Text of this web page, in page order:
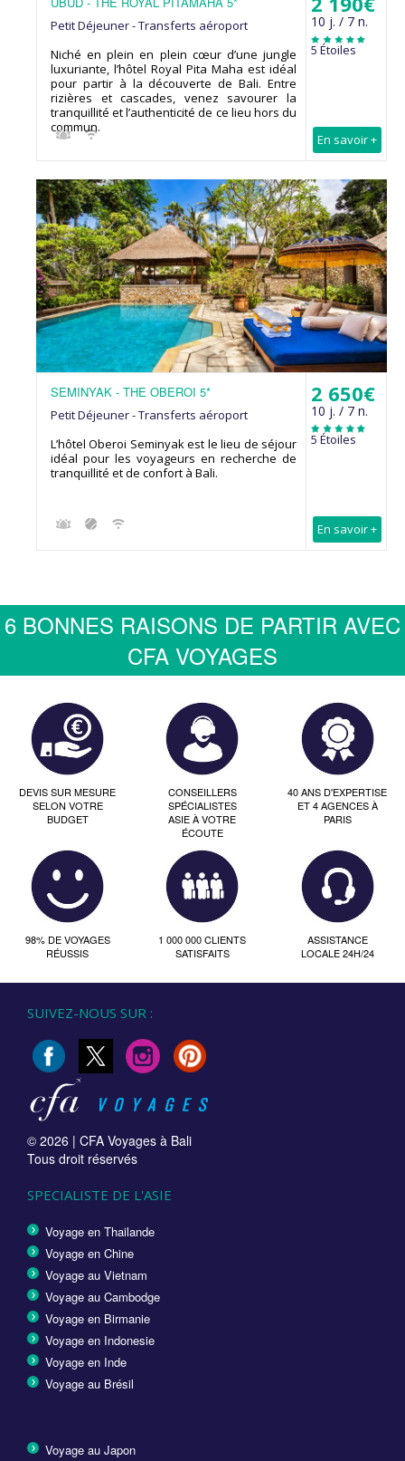
10 j. / 7 n.
5 Étoiles
En savoir +
Petit Déjeuner - Transferts aéroport
Niché en plein en plein cœur d’une jungle
luxuriante, l’hôtel Royal Pita Maha est idéal
pour partir à la découverte de Bali. Entre
rizières et cascades, venez savourer la
tranquillité et l’authenticité de ce lieu hors du
commun.
2 650€
10 j. / 7 n.
5 Étoiles
En savoir +
SEMINYAK - THE OBEROI 5*
Petit Déjeuner - Transferts aéroport
L’hôtel Oberoi Seminyak est le lieu de séjour
idéal pour les voyageurs en recherche de
tranquillité et de confort à Bali.
6 BONNES RAISONS DE PARTIR AVEC
CFA VOYAGES
DEVIS SUR MESURE
SELON VOTRE
BUDGET
CONSEILLERS
SPÉCIALISTES
ASIE À VOTRE
ÉCOUTE
40 ANS D'EXPERTISE
ET 4 AGENCES À
PARIS
98% DE VOYAGES
RÉUSSIS
1 000 000 CLIENTS
SATISFAITS
ASSISTANCE
LOCALE 24H/24
SUIVEZ-NOUS SUR :
© 2026 | CFA Voyages à Bali
Tous droit réservés
SPECIALISTE DE L'ASIE
Voyage en Thailande
Voyage en Chine
Voyage au Vietnam
Voyage au Cambodge
Voyage en Birmanie
Voyage en Indonesie
Voyage en Inde
Voyage au Brésil
Voyage au Japon